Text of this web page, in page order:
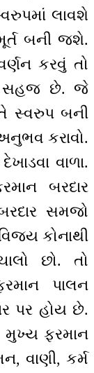
લાવશે
બની જશે.
કરવું તો
સહજ છે. જે
સ્વરુપ બની
કરાવો.
વાળા.
બરદાર
સમજો
કોનાથી
છો. તો
પાલન
પર હોય છે.
મુખ્ય ફરમાન
વાણી, કર્મ